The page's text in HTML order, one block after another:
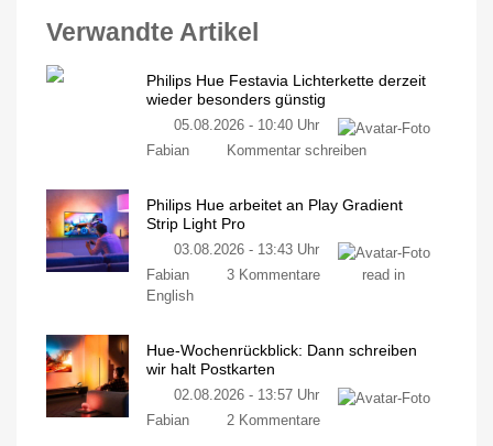
Verwandte Artikel
Philips Hue Festavia Lichterkette derzeit
wieder besonders günstig
05.08.2026 - 10:40 Uhr
Fabian
Kommentar schreiben
Philips Hue arbeitet an Play Gradient
Strip Light Pro
03.08.2026 - 13:43 Uhr
Fabian
3 Kommentare
read in
English
Hue-Wochenrückblick: Dann schreiben
wir halt Postkarten
02.08.2026 - 13:57 Uhr
Fabian
2 Kommentare